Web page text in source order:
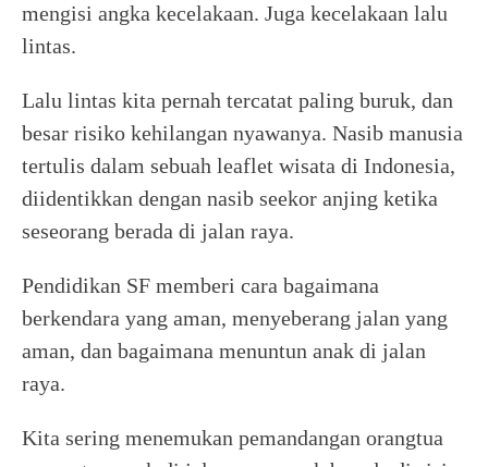
mengisi angka kecelakaan. Juga kecelakaan lalu
lintas.
Lalu lintas kita pernah tercatat paling buruk, dan
besar risiko kehilangan nyawanya. Nasib manusia
tertulis dalam sebuah leaflet wisata di Indonesia,
diidentikkan dengan nasib seekor anjing ketika
seseorang berada di jalan raya.
Pendidikan SF memberi cara bagaimana
berkendara yang aman, menyeberang jalan yang
aman, dan bagaimana menuntun anak di jalan
raya.
Kita sering menemukan pemandangan orangtua